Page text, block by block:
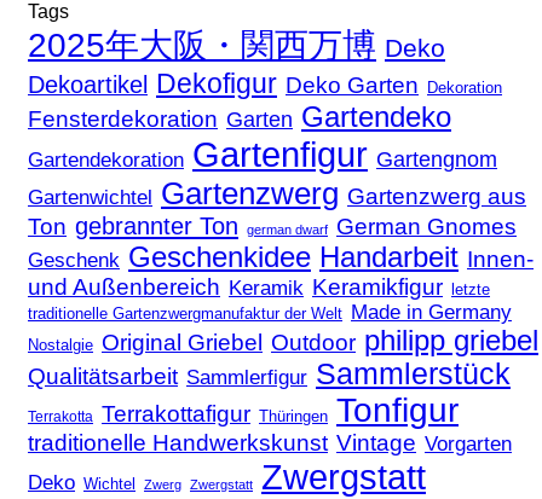
Tags
2025年大阪・関西万博 Deko
Dekoartikel Dekofigur Deko Garten Dekoration
Fensterdekoration Garten Gartendeko
Gartendekoration Gartenfigur Gartengnom
Gartenwichtel Gartenzwerg Gartenzwerg aus
Ton gebrannter Ton german dwarf German Gnomes
Geschenk Geschenkidee Handarbeit Innen-
und Außenbereich Keramik Keramikfigur
letzte
traditionelle Gartenzwergmanufaktur der Welt Made in Germany
Nostalgie Original Griebel Outdoor philipp griebel
Qualitätsarbeit Sammlerfigur Sammlerstück
Terrakotta Terrakottafigur Thüringen Tonfigur
traditionelle Handwerkskunst Vintage Vorgarten
Deko Wichtel Zwerg Zwergstatt
Zwergstatt